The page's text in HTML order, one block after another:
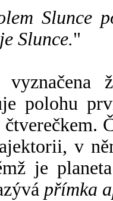
Slunce
Slunce."
polohu
v
je
přímka